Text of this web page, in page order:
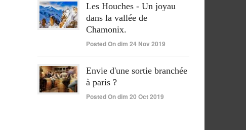
Les Houches - Un joyau
dans la vallée de
Chamonix.
Posted On dim 24 Nov 2019
Envie d'une sortie branchée
à paris ?
Posted On dim 20 Oct 2019